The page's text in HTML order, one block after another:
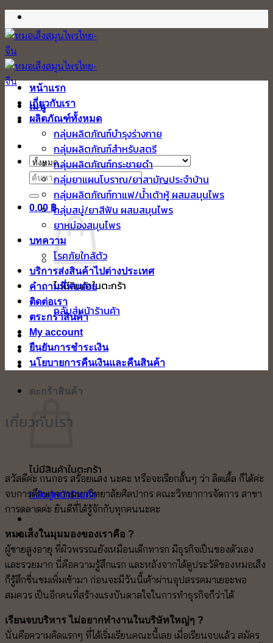
ข้าม
ไป
ยัง
เนื้อหา
เมนู
ค้นหา:
0.00 ฿
ไม่มีสินค้าในตะกร้า
กลับสู่หน้าร้านค้า
ตะกร้าสินค้า
ไม่มีสินค้าในตะกร้า
กลับสู่หน้าร้านค้า
หน้าแรก
เกี่ยวกับเรา
ผลิตภัณฑ์ทั้งหมด
กลุ่มผลิตภัณฑ์บำรุงร่างกาย
กลุ่มผลิตภัณฑ์สำหรับสตรี
กลุ่มผลิตภัณฑ์กระชายดำ
กลุ่มยาแผนโบราณ/ยาสามัญประจำบ้าน
กลุ่มผลิตภัณฑ์กาแฟ/น้ำเต้าหู้ ผสมสมุนไพร
กลุ่มสบู่/ยาสีฟัน ผสมสมุนไพร
ยาหม่องสมุนไพร
บทความ
โรคภัยใกล้ตัว
บริการส่งสินค้าไปต่างประเทศ
คำถามที่พบบ่อย
ติดต่อเรา
ตระกร้าสินค้า
My account
ยืนยันการชำระเงิน
นโยบายการคืนเงินและคืนสินค้า
เกี่ยวกับเรา
สวัสดีค่ะ กนกอร สร้อยแสง นะคะ หรือจะเรียกสั้นๆ ว่า ลิตเติ้ล ก็ได้ค่ะ
จบการศึกษาจากมหาวิทยาลัยศิลปากร คณะวิทยาการจัดการ สาขา
การตลาดค่ะ ยินดีที่ได้รู้จักกับทุกคนนะคะ
หมอเส็งในมุมมองของเราคือ ?
ผู้ชายสูงอายุ ที่ผิวพรรณยังเหมือนเด็กทารก มีธุรกิจเป็นของตัวเอง
และรวยมาก นี่คือความรู้สึกแรก และหลังจากได้ดูประวัติของหมอเส็ง
ก็รู้สึกชื่นชมเพิ่มเข้ามา ก่อนจะมีวันนี้เค้าผ่านอุปสรรคมาเยอะพอ
สมควร เป็นอีกคนที่สร้างแรงบันดาลใจในการทำธุรกิจก็ว่าได้
เรียนจบบริหาร ไม่อยากทำงานในบริษัทใหญ่ๆ ?
นั่นคือความคิดแรกๆ ที่ได้เริ่มเรียนคณะนี้เลย เมื่อเรียนจบแล้ว สมัคร